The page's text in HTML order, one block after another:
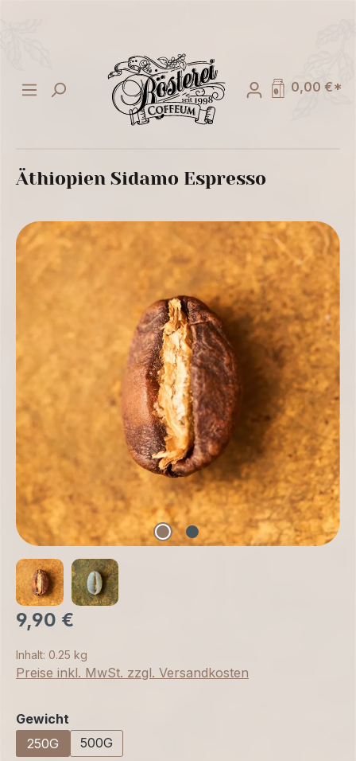
0,00 €*
Äthiopien Sidamo Espresso
9,90 €
Inhalt: 0.25 kg
Preise inkl. MwSt. zzgl. Versandkosten
Gewicht
250G
500G